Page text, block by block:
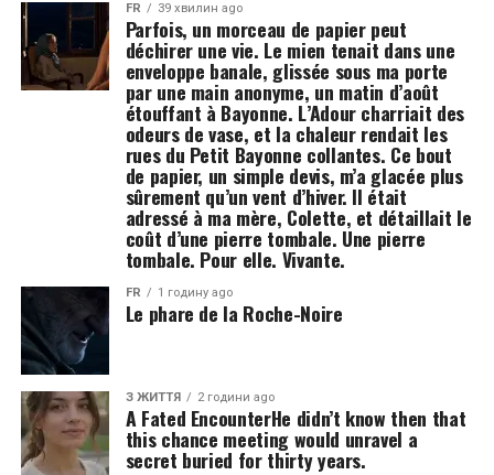
FR 39 хвилин ago
Parfois, un morceau de papier peut
déchirer une vie. Le mien tenait dans une
enveloppe banale, glissée sous ma porte
par une main anonyme, un matin d’août
étouffant à Bayonne. L’Adour charriait des
odeurs de vase, et la chaleur rendait les
rues du Petit Bayonne collantes. Ce bout
de papier, un simple devis, m’a glacée plus
sûrement qu’un vent d’hiver. Il était
adressé à ma mère, Colette, et détaillait le
coût d’une pierre tombale. Une pierre
tombale. Pour elle. Vivante.
FR 1 годину ago
Le phare de la Roche-Noire
З ЖИТТЯ 2 години ago
A Fated EncounterHe didn’t know then that
this chance meeting would unravel a
secret buried for thirty years.